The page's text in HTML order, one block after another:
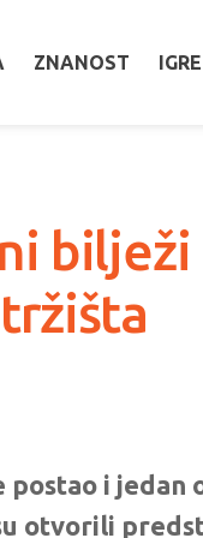
ZNANOST IGRE
postao i jedan
otvorili